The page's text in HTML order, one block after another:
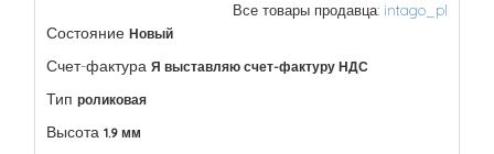
Все товары продавца: intago_pl
Состояние Новый
Счет-фактура Я выставляю счет-фактуру НДС
Тип роликовая
Высота 1.9 мм